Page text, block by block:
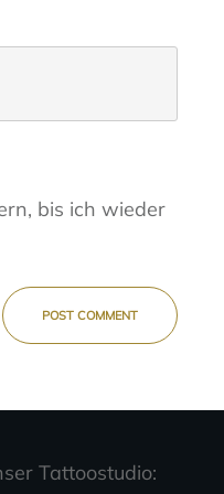
bis ich wieder
POST COMMENT
Tattoostudio: